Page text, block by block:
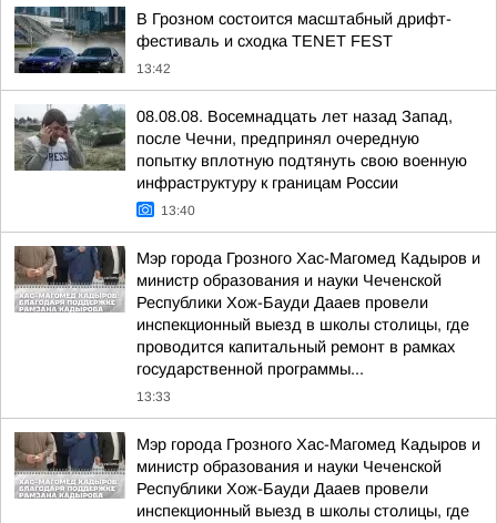
В Грозном состоится масштабный дрифт-
фестиваль и сходка TENET FEST
13:42
08.08.08. Восемнадцать лет назад Запад,
после Чечни, предпринял очередную
попытку вплотную подтянуть свою военную
инфраструктуру к границам России
13:40
Мэр города Грозного Хас-Магомед Кадыров и
министр образования и науки Чеченской
Республики Хож-Бауди Дааев провели
инспекционный выезд в школы столицы, где
проводится капитальный ремонт в рамках
государственной программы...
13:33
Мэр города Грозного Хас-Магомед Кадыров и
министр образования и науки Чеченской
Республики Хож-Бауди Дааев провели
инспекционный выезд в школы столицы, где